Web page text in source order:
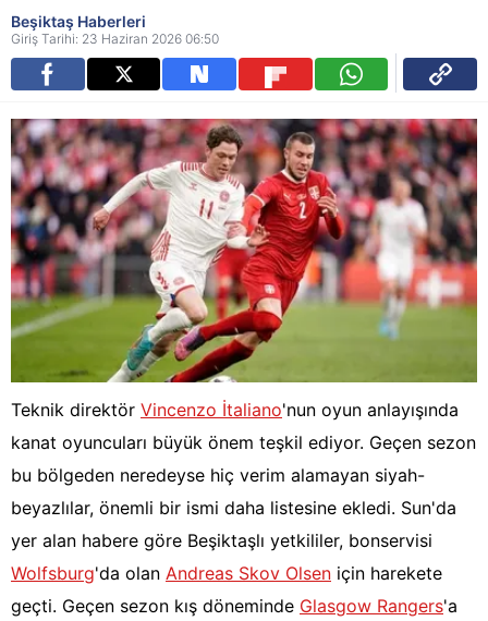
Beşiktaş Haberleri
Giriş Tarihi: 23 Haziran 2026 06:50
Teknik direktör Vincenzo İtaliano'nun oyun anlayışında
kanat oyuncuları büyük önem teşkil ediyor. Geçen sezon
bu bölgeden neredeyse hiç verim alamayan siyah-
beyazlılar, önemli bir ismi daha listesine ekledi. Sun'da
yer alan habere göre Beşiktaşlı yetkililer, bonservisi
Wolfsburg'da olan Andreas Skov Olsen için harekete
geçti. Geçen sezon kış döneminde Glasgow Rangers'a